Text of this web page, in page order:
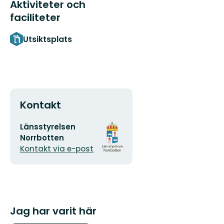
Aktiviteter och
faciliteter
Utsiktsplats
Kontakt
E-
postadress
Länsstyrelsen
Norrbotten
Kontakt via e-post
Organisationens
logotyp
Jag har varit här